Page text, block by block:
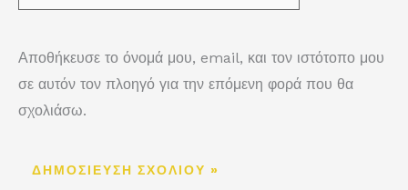
Αποθήκευσε το όνομά μου, email, και τον ιστότοπο μου
σε αυτόν τον πλοηγό για την επόμενη φορά που θα
σχολιάσω.